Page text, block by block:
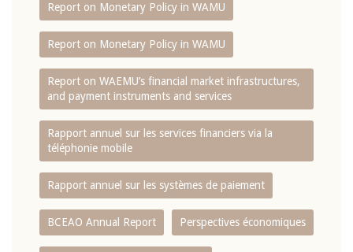
Report on Monetary Policy in WAMU
Report on Monetary Policy in WAMU
Report on WAEMU’s financial market infrastructures,
and payment instruments and services
Rapport annuel sur les services financiers via la
téléphonie mobile
Rapport annuel sur les systèmes de paiement
BCEAO Annual Report Perspectives économiques